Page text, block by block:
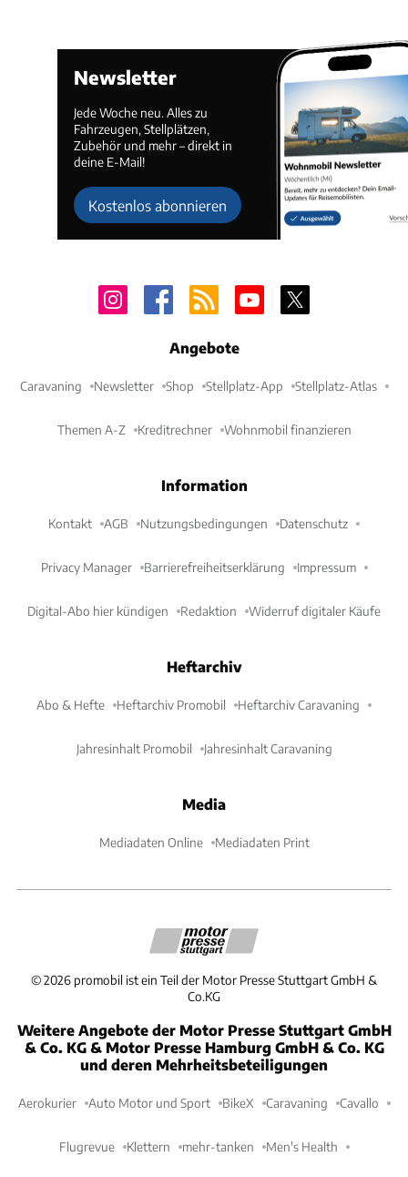
Newsletter
Jede Woche neu. Alles zu
Fahrzeugen, Stellplätzen,
Zubehör und mehr – direkt in
deine E-Mail!
Kostenlos abonnieren
Angebote
Caravaning Newsletter Shop Stellplatz-App Stellplatz-Atlas
Themen A-Z Kreditrechner Wohnmobil finanzieren
Information
Kontakt AGB Nutzungsbedingungen Datenschutz
Privacy Manager Barrierefreiheitserklärung Impressum
Digital-Abo hier kündigen Redaktion Widerruf digitaler Käufe
Heftarchiv
Abo & Hefte Heftarchiv Promobil Heftarchiv Caravaning
Jahresinhalt Promobil Jahresinhalt Caravaning
Media
Mediadaten Online Mediadaten Print
©2026 promobil ist ein Teil der Motor Presse Stuttgart GmbH &
Co.KG
Weitere Angebote der Motor Presse Stuttgart GmbH
& Co. KG & Motor Presse Hamburg GmbH & Co. KG
und deren Mehrheitsbeteiligungen
Aerokurier Auto Motor und Sport BikeX Caravaning Cavallo
Flugrevue Klettern mehr-tanken Men's Health